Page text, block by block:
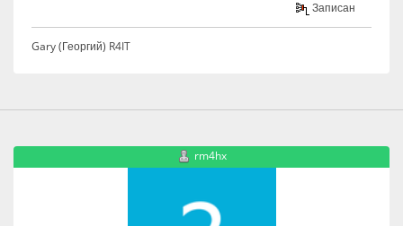
Записан
Gary (Георгий) R4IT
rm4hx